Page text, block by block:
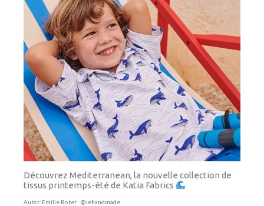
Découvrez Mediterranean, la nouvelle collection de
tissus printemps-été de Katia Fabrics
Autor: Emilie Roter · @lehandmade